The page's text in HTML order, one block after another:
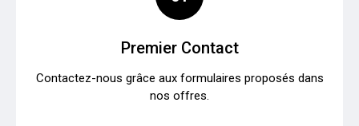
Premier Contact
Contactez-nous grâce aux formulaires proposés dans
nos offres.